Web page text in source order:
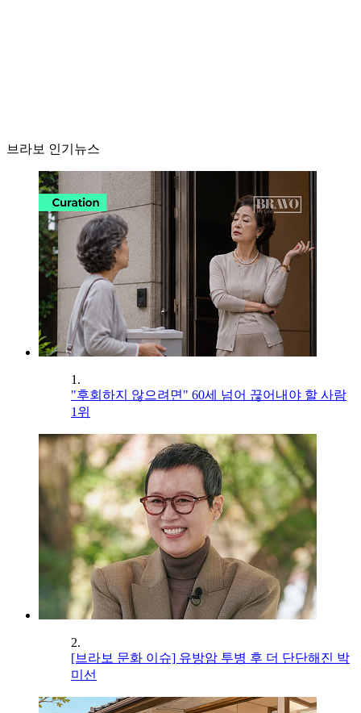
브라보 인기뉴스
1.
"후회하지 않으려면" 60세 넘어 끊어내야 할 사람
1위
2.
[브라보 문화 이슈] 유방암 투병 후 더 단단해진 박
미선